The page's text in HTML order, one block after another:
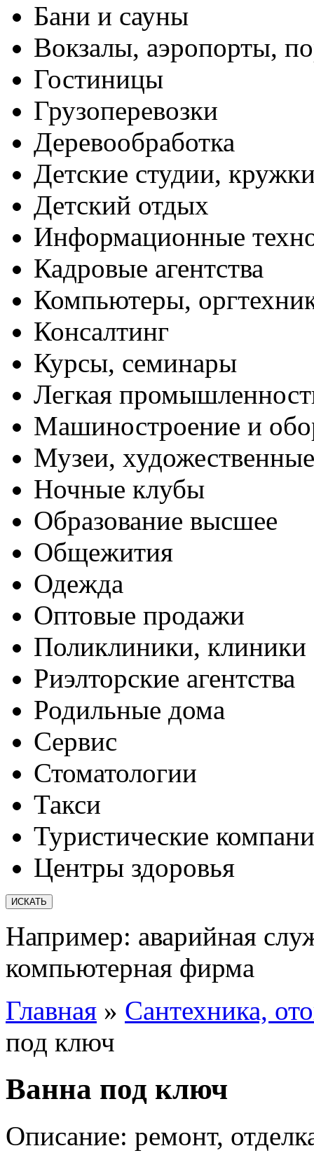
Бани и сауны
Вокзалы, аэропорты,
Гостиницы
Грузоперевозки
Деревообработка
Детские студии,
Детский отдых
Информационные
Кадровые агентства
Компьютеры,
Консалтинг
Курсы, семинары
Легкая
Машиностроение и
Музеи,
Ночные клубы
Образование высшее
Общежития
Одежда
Оптовые продажи
Поликлиники, клиники
Риэлторские агентства
Родильные дома
Сервис
Стоматологии
Такси
Туристические
Центры здоровья
Например: аварийная
компьютерная фирма
Главная » Сантехника,
под ключ
Ванна под ключ
Описание: ремонт,